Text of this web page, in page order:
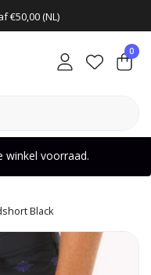
€50,00 (NL)
0
winkel voorraad.
Black